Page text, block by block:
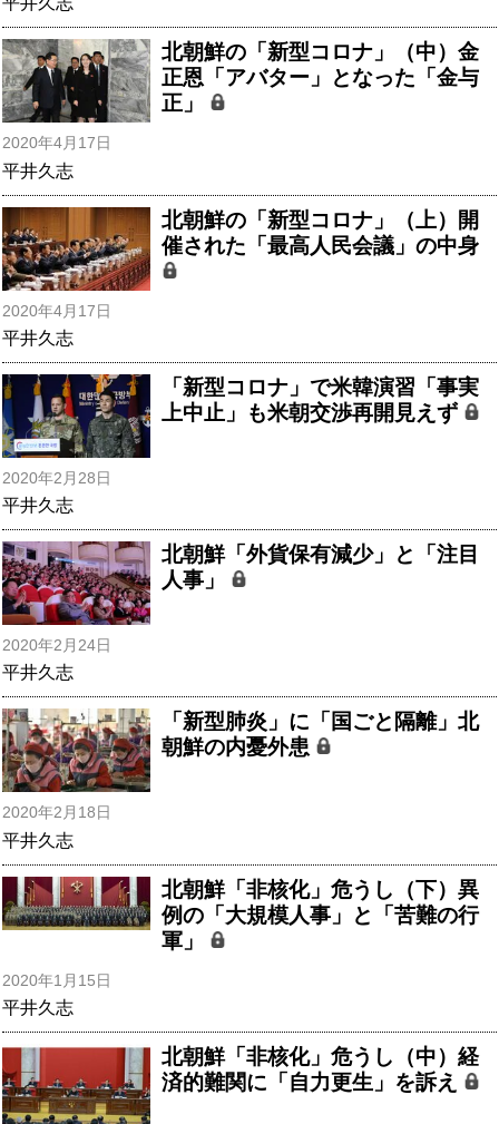
北朝鮮の「新型コロナ」（中）金
正恩「アバター」となった「金与
正」
2020年4月17日
平井久志
北朝鮮の「新型コロナ」（上）開
催された「最高人民会議」の中身
2020年4月17日
平井久志
「新型コロナ」で米韓演習「事実
上中止」も米朝交渉再開見えず
2020年2月28日
平井久志
北朝鮮「外貨保有減少」と「注目
人事」
2020年2月24日
平井久志
「新型肺炎」に「国ごと隔離」北
朝鮮の内憂外患
2020年2月18日
平井久志
北朝鮮「非核化」危うし（下）異
例の「大規模人事」と「苦難の行
軍」
2020年1月15日
平井久志
北朝鮮「非核化」危うし（中）経
済的難関に「自力更生」を訴え